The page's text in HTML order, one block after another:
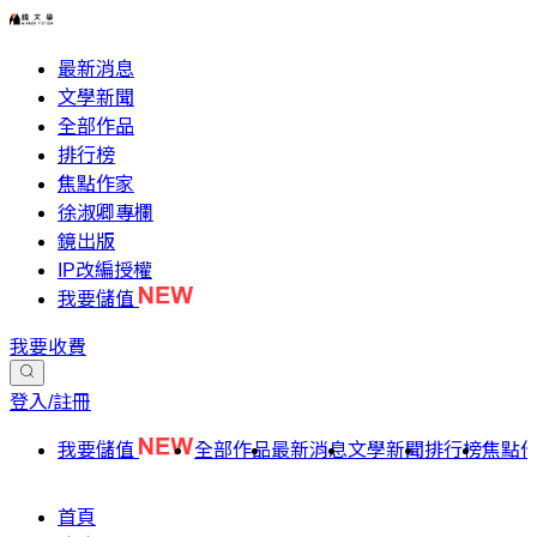
最新消息
文學新聞
全部作品
排行榜
焦點作家
徐淑卿專欄
鏡出版
IP改編授權
我要儲值
我要收費
登入/註冊
我要儲值 全部作品最新消息文學新聞排行榜焦點
首頁